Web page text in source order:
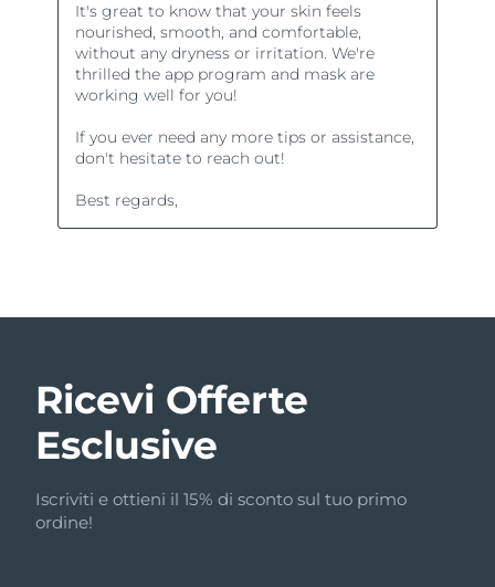
Ricevi Offerte
Esclusive
Iscriviti e ottieni il 15% di sconto sul tuo primo
ordine!